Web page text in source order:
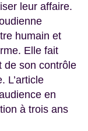
leur affaire.
humain et
Elle fait
de son contrôle
L’article
en
à trois ans